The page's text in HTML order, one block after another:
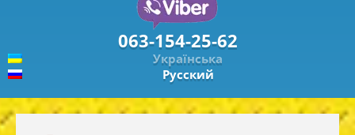
063-154-25-62
Українська
Русский